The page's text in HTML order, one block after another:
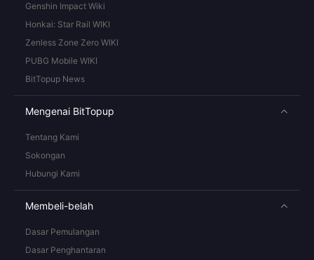
Genshin Impact Wiki
Honkai: Star Rail WIKI
Zenless Zone Zero WIKI
PUBG Mobile WIKI
BitTopup News
Mengenai BitTopup
Tentang Kami
Sokongan
Hubungi Kami
Membeli-belah
Dasar Pemulangan
Dasar Penghantaran